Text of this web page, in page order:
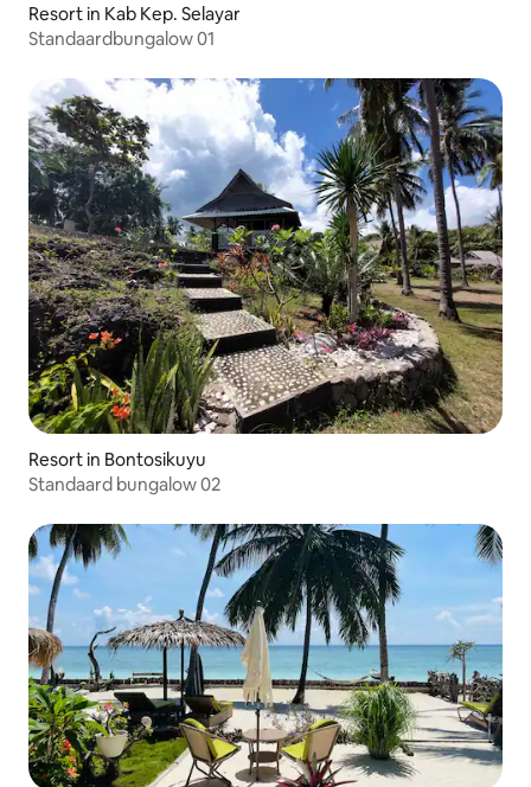
Resort in Kab Kep. Selayar
Standaardbungalow 01
Resort in Bontosikuyu
Standaard bungalow 02